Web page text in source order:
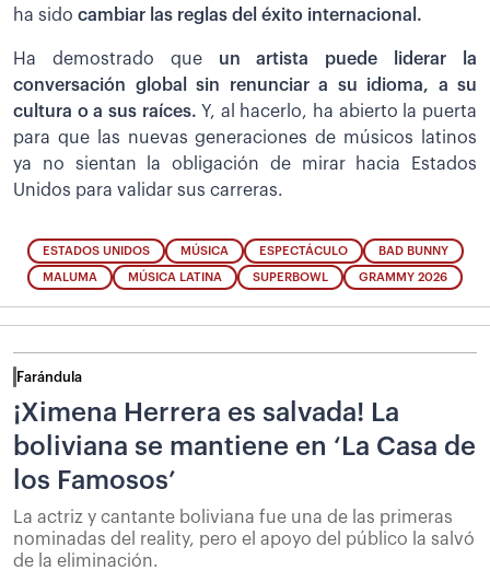
ha sido cambiar las reglas del éxito internacional.
Ha demostrado que un artista puede liderar la
conversación global sin renunciar a su idioma, a su
cultura o a sus raíces. Y, al hacerlo, ha abierto la puerta
para que las nuevas generaciones de músicos latinos
ya no sientan la obligación de mirar hacia Estados
Unidos para validar sus carreras.
ESTADOS UNIDOS MÚSICA ESPECTÁCULO BAD BUNNY
MALUMA MÚSICA LATINA SUPERBOWL GRAMMY 2026
Farándula
¡Ximena Herrera es salvada! La
boliviana se mantiene en ‘La Casa de
los Famosos’
La actriz y cantante boliviana fue una de las primeras
nominadas del reality, pero el apoyo del público la salvó
de la eliminación.